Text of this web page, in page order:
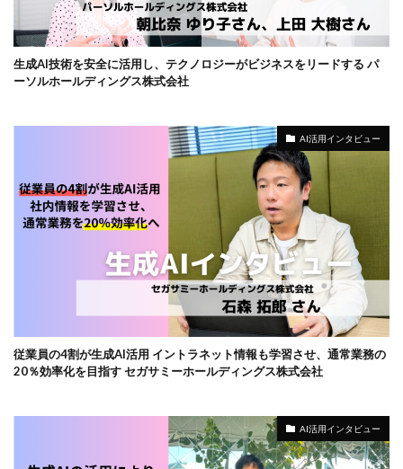
生成AI技術を安全に活用し、テクノロジーがビジネスをリードする パ
ーソルホールディングス株式会社
AI活用インタビュー
従業員の4割が生成AI活用 イントラネット情報も学習させ、通常業務の
20％効率化を目指す セガサミーホールディングス株式会社
AI活用インタビュー